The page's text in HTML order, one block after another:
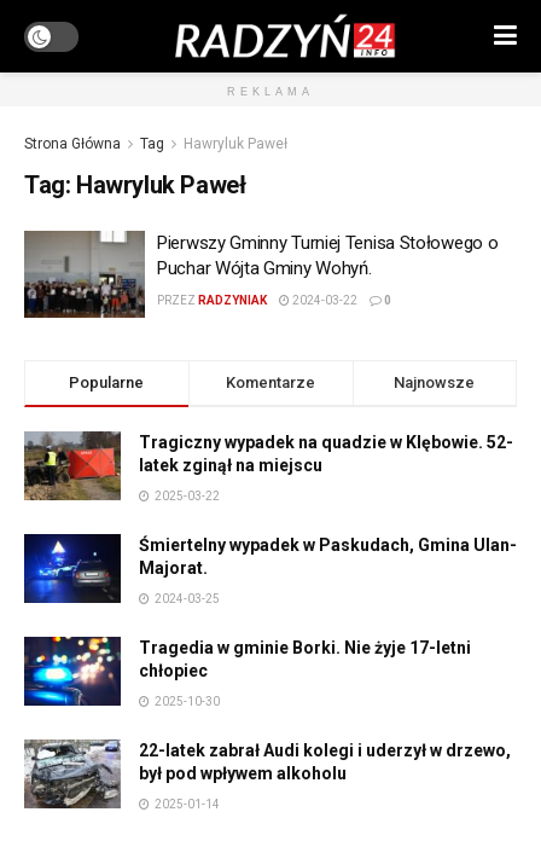
REKLAMA
Strona Główna Tag Hawryluk Paweł
Tag: Hawryluk Paweł
Pierwszy Gminny Turniej Tenisa Stołowego o
Puchar Wójta Gminy Wohyń.
PRZEZ RADZYNIAK 2024-03-22 0
Popularne Komentarze Najnowsze
Tragiczny wypadek na quadzie w Klębowie. 52-
latek zginął na miejscu
2025-03-22
Śmiertelny wypadek w Paskudach, Gmina Ulan-
Majorat.
2024-03-25
Tragedia w gminie Borki. Nie żyje 17-letni
chłopiec
2025-10-30
22-latek zabrał Audi kolegi i uderzył w drzewo,
był pod wpływem alkoholu
2025-01-14